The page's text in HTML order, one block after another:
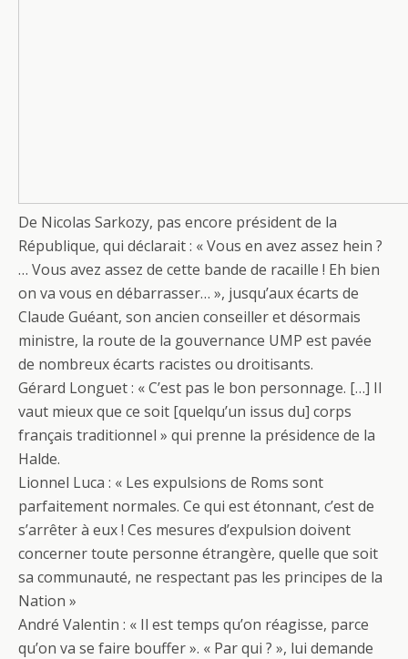
De Nicolas Sarkozy, pas encore président de la
République, qui déclarait : « Vous en avez assez hein ?
… Vous avez assez de cette bande de racaille ! Eh bien
on va vous en débarrasser… », jusqu’aux écarts de
Claude Guéant, son ancien conseiller et désormais
ministre, la route de la gouvernance UMP est pavée
de nombreux écarts racistes ou droitisants.
Gérard Longuet : « C’est pas le bon personnage. […] Il
vaut mieux que ce soit [quelqu’un issus du] corps
français traditionnel » qui prenne la présidence de la
Halde.
Lionnel Luca : « Les expulsions de Roms sont
parfaitement normales. Ce qui est étonnant, c’est de
s’arrêter à eux ! Ces mesures d’expulsion doivent
concerner toute personne étrangère, quelle que soit
sa communauté, ne respectant pas les principes de la
Nation »
André Valentin : « Il est temps qu’on réagisse, parce
qu’on va se faire bouffer ». « Par qui ? », lui demande